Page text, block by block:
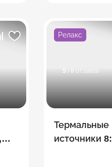
Релакс
5 / 8 отзывов
Термальные
источники 8: